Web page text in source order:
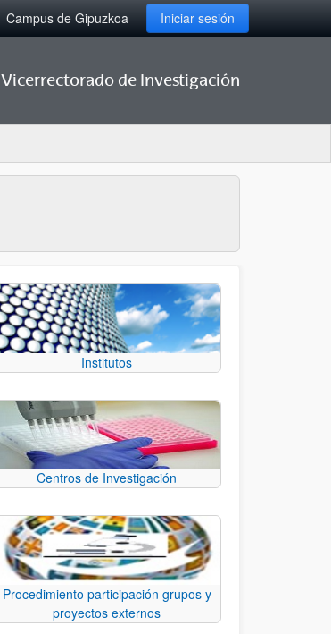
Campus de Gipuzkoa Iniciar sesión
Vicerrectorado de Investigación
Institutos
Centros de Investigación
Procedimiento participación grupos y
proyectos externos